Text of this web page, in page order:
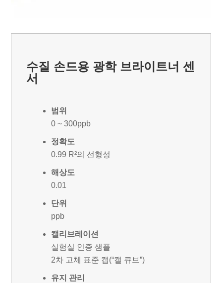
수질 손드용 광학 브라이트너 센
서
범위
0 ~ 300ppb
정확도
0.99 R²의 선형성
해상도
0.01
단위
ppb
캘리브레이션
실험실 인증 샘플
2차 고체 표준 캡(“캘 큐브”)
유지 관리